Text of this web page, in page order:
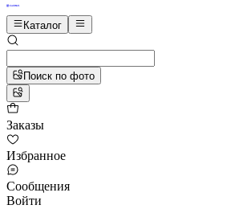
Каталог
Поиск по фото
Заказы
Избранное
Сообщения
Войти